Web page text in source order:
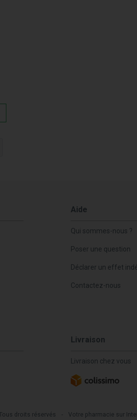
Aide
Qui sommes-nous ?
Poser une question
Déclarer un effet
Contactez-nous
Livraison
Livraison chez vous
droits réservés - Votre pharmacie sur